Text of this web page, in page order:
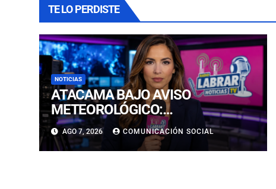
TE LO PERDISTE
NOTICIAS
ATACAMA BAJO AVISO
METEOROLÓGICO:
PRONOSTICAN LLUVIAS E
ISOTERMA CERO ALTA EN
PRECORDILLERA Y CORDILLERA
AGO 7, 2026 COMUNICACIÓN SOCIAL